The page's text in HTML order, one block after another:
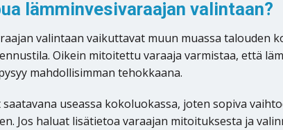
lämminvesivaraajan valintaan?
valintaan vaikuttavat muun muassa talouden
Oikein mitoitettu varaaja varmistaa, että
mahdollisimman tehokkaana.
saatavana useassa kokoluokassa, joten sopiva
Jos haluat lisätietoa varaajan mitoituksesta ja